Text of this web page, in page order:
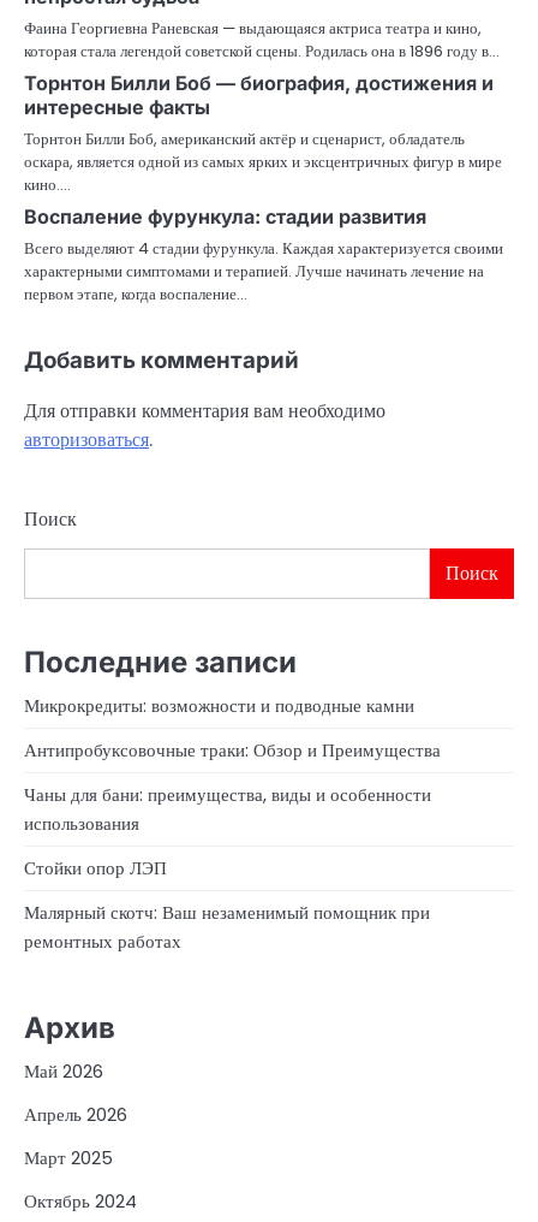
Фаина Георгиевна Раневская — выдающаяся актриса театра и кино,
которая стала легендой советской сцены. Родилась она в 1896 году в…
Торнтон Билли Боб — биография, достижения и
интересные факты
Торнтон Билли Боб, американский актёр и сценарист, обладатель
оскара, является одной из самых ярких и эксцентричных фигур в мире
кино.…
Воспаление фурункула: стадии развития
Всего выделяют 4 стадии фурункула. Каждая характеризуется своими
характерными симптомами и терапией. Лучше начинать лечение на
первом этапе, когда воспаление…
Добавить комментарий
Для отправки комментария вам необходимо
авторизоваться.
Поиск
Поиск
Последние записи
Микрокредиты: возможности и подводные камни
Антипробуксовочные траки: Обзор и Преимущества
Чаны для бани: преимущества, виды и особенности
использования
Стойки опор ЛЭП
Малярный скотч: Ваш незаменимый помощник при
ремонтных работах
Архив
Май 2026
Апрель 2026
Март 2025
Октябрь 2024